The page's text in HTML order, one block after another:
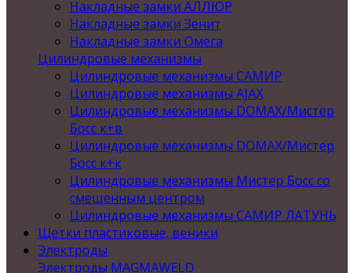
Накладные замки АЛЛЮР
Накладные замки Зенит
Накладные замки Омега
Цилиндровые механизмы
Цилиндровые механизмы САМИР
Цилиндровые механизмы AJAX
Цилиндровые механизмы DOMAX/Мистер
Босс к+в
Цилиндровые механизмы DOMAX/Мистер
Босс к+к
Цилиндровые механизмы Мистер Босс со
смещенным центром
Цилиндровые механизмы САМИР ЛАТУНЬ
Щетки пластиковые, веники
Электроды
Электроды MAGMAWELD